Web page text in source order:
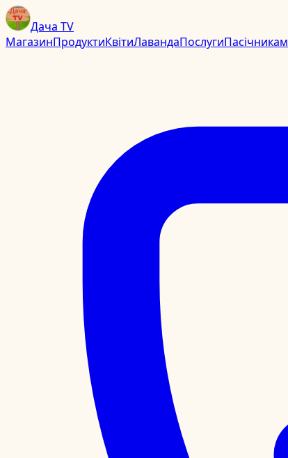
Дача TV
МагазинПродуктиКвітиЛавандаПослугиПасічникам